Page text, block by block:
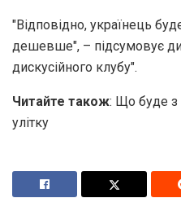
"Відповідно, українець
дешевше", – підсумовує
дискусійного клубу".
Читайте також: Що буде з
улітку